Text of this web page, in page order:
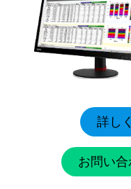
詳し
お問い